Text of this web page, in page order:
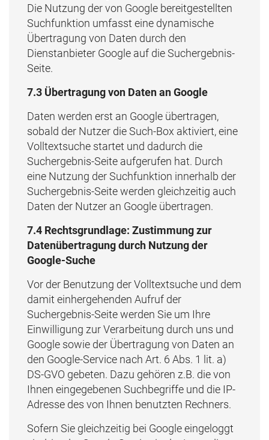
Die Nutzung der von Google bereitgestellten
Suchfunktion umfasst eine dynamische
Übertragung von Daten durch den
Dienstanbieter Google auf die Suchergebnis-
Seite.
7.3 Übertragung von Daten an Google
Daten werden erst an Google übertragen,
sobald der Nutzer die Such-Box aktiviert, eine
Volltextsuche startet und dadurch die
Suchergebnis-Seite aufgerufen hat. Durch
eine Nutzung der Suchfunktion innerhalb der
Suchergebnis-Seite werden gleichzeitig auch
Daten der Nutzer an Google übertragen.
7.4 Rechtsgrundlage: Zustimmung zur
Datenübertragung durch Nutzung der
Google-Suche
Vor der Benutzung der Volltextsuche und dem
damit einhergehenden Aufruf der
Suchergebnis-Seite werden Sie um Ihre
Einwilligung zur Verarbeitung durch uns und
Google sowie der Übertragung von Daten an
den Google-Service nach Art. 6 Abs. 1 lit. a)
DS-GVO gebeten. Dazu gehören z.B. die von
Ihnen eingegebenen Suchbegriffe und die IP-
Adresse des von Ihnen benutzten Rechners.
Sofern Sie gleichzeitig bei Google eingeloggt